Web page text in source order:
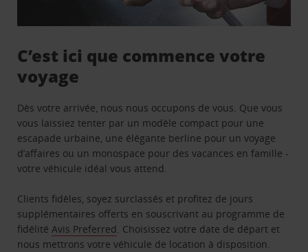
C’est ici que commence votre
voyage
Dès votre arrivée, nous nous occupons de vous. Que vous
vous laissiez tenter par un modèle compact pour une
escapade urbaine, une élégante berline pour un voyage
d’affaires ou un monospace pour des vacances en famille -
votre véhicule idéal vous attend.
Clients fidèles, soyez surclassés et profitez de jours
supplémentaires offerts en souscrivant au programme de
fidélitéAvis Preferred. Choisissez votre date de départ et
nous mettrons votre véhicule de location à disposition.